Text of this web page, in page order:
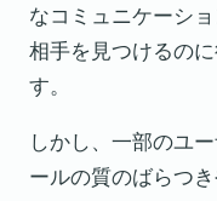
なコミュニケーシ
相手を見つけるの
す。
しかし、一部のユ
ールの質のばらつ